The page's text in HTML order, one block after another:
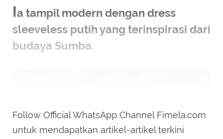
Ia tampil modern dengan dress
sleeveless putih yang terinspirasi dari
budaya Sumba.
Follow Official WhatsApp Channel Fimela.com
untuk mendapatkan artikel-artikel terkini